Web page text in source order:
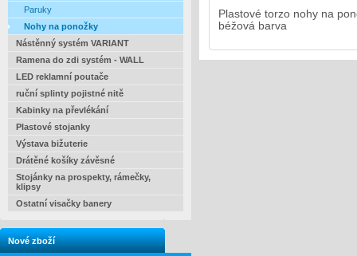
Paruky
Nohy na ponožky
Nástěnný systém VARIANT
Ramena do zdi systém - WALL
LED reklamní poutače
ruční splinty pojistné nitě
Kabinky na převlékání
Plastové stojanky
Výstava bižuterie
Drátěné košíky závěsné
Stojánky na prospekty, rámečky,
klipsy
Ostatní visačky banery
Nové zboží
Plastové torzo nohy na
béžová barva